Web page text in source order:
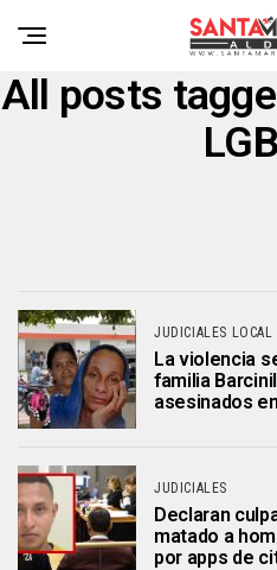
All posts
JUDICIALES LOCAL
La violencia
familia
asesinados
JUDICIALES
Declaran
matado a
por apps de